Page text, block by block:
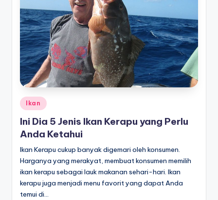
Posted
in
Ikan
Ini Dia 5 Jenis Ikan Kerapu yang Perlu
Anda Ketahui
Ikan Kerapu cukup banyak digemari oleh konsumen.
Harganya yang merakyat, membuat konsumen memilih
ikan kerapu sebagai lauk makanan sehari-hari. Ikan
kerapu juga menjadi menu favorit yang dapat Anda
temui di…